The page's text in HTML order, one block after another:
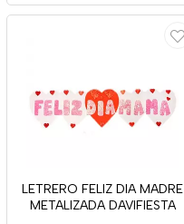
LETRERO FELIZ DIA MADRE
METALIZADA DAVIFIESTA